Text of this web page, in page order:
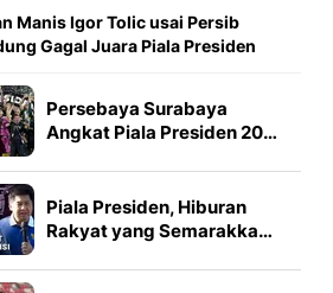
Manis Igor Tolic usai Persib
Gagal Juara Piala Presiden
Persebaya Surabaya
Angkat Piala Presiden 20…
Piala Presiden, Hiburan
Rakyat yang Semarakka…